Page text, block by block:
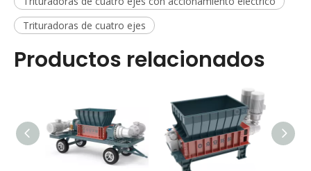
Trituradoras de cuatro ejes
Productos relacionados